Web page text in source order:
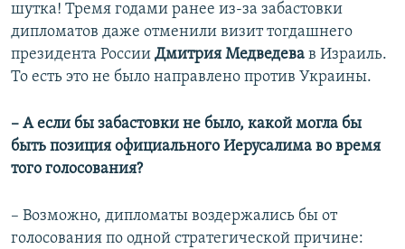
шутка! Тремя годами ранее из-за забастовки
дипломатов даже отменили визит тогдашнего
президента России Дмитрия Медведева в Израиль.
То есть это не было направлено против Украины.
– А если бы забастовки не было, какой могла бы
быть позиция официального Иерусалима во время
того голосования?
– Возможно, дипломаты воздержались бы от
голосования по одной стратегической причине: